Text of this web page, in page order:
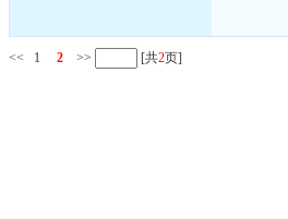
<< 1 2 >> [共2页]